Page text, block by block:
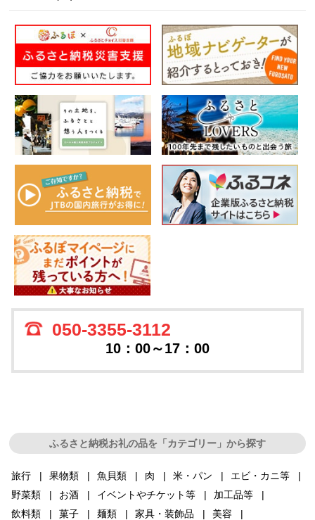
050-3355-3112
10：00～17：00
ふるさと納税お礼の品を「カテゴリー」から探す
旅行 果物類 魚貝類 肉 米・パン
エビ・カニ等
野菜類
お酒 イベントやチケット等
加工品等
飲料類
菓子 麺類 家具・装飾品
美容